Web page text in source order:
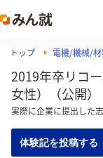
トップ 電機/機械/
2019年卒リコ
女性）（公開）
実際に企業に提出した
体験記を投稿する